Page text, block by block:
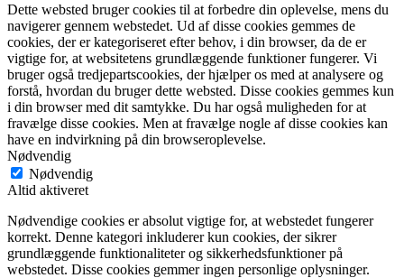
Dette websted bruger cookies til at forbedre din oplevelse, mens du
navigerer gennem webstedet. Ud af disse cookies gemmes de
cookies, der er kategoriseret efter behov, i din browser, da de er
vigtige for, at websitetens grundlæggende funktioner fungerer. Vi
bruger også tredjepartscookies, der hjælper os med at analysere og
forstå, hvordan du bruger dette websted. Disse cookies gemmes kun
i din browser med dit samtykke. Du har også muligheden for at
fravælge disse cookies. Men at fravælge nogle af disse cookies kan
have en indvirkning på din browseroplevelse.
Nødvendig
Nødvendig
Altid aktiveret
Nødvendige cookies er absolut vigtige for, at webstedet fungerer
korrekt. Denne kategori inkluderer kun cookies, der sikrer
grundlæggende funktionaliteter og sikkerhedsfunktioner på
webstedet. Disse cookies gemmer ingen personlige oplysninger.